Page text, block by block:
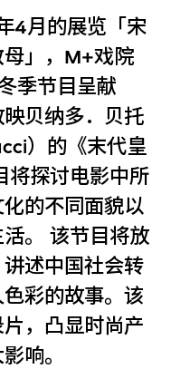
4月的展览「宋
」，M+戏院
季节目呈献
映贝纳多．贝托
）的《末代皇
将探讨电影中所
的不同面貌以
。 该节目将放
述中国社会转
彩的故事。该
，凸显时尚产
响。